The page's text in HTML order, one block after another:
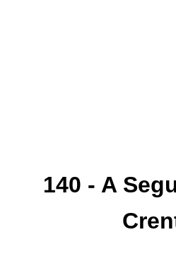
140 - A